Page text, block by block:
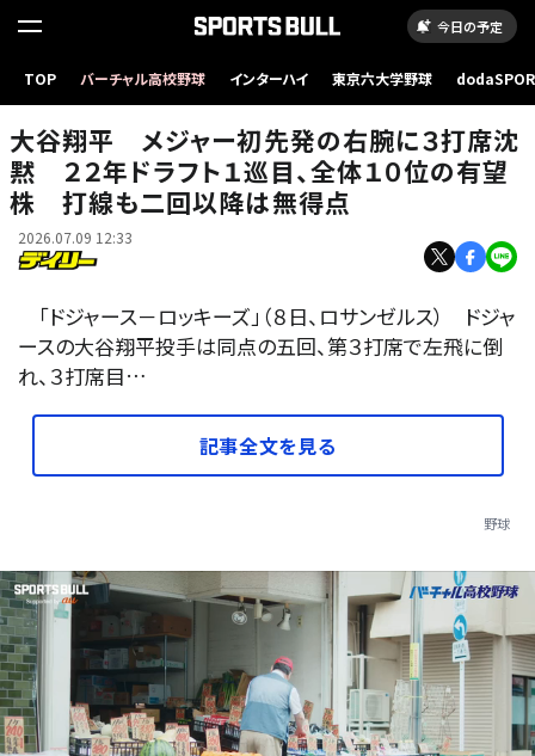
今日の予定
TOP バーチャル高校野球 インターハイ 東京六大学野球
大谷翔平 メジャー初先発の右腕に３打席沈
黙 ２２年ドラフト１巡目、全体１０位の有望
株 打線も二回以降は無得点
2026.07.09 12:33
「ドジャース－ロッキーズ」（８日、ロサンゼルス） ドジャ
ースの大谷翔平投手は同点の五回、第３打席で左飛に倒
れ、３打席目…
記事全文を見る
野球